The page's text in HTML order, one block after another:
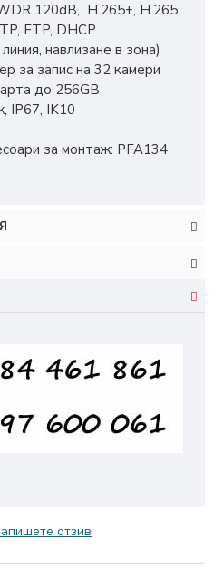
120dB, H.265+, H.265,
FTP, DHCP
навлизане в зона)
за запис на 32 камери
до 256GB
IP67, IK10
за монтаж: PFA134
отзив